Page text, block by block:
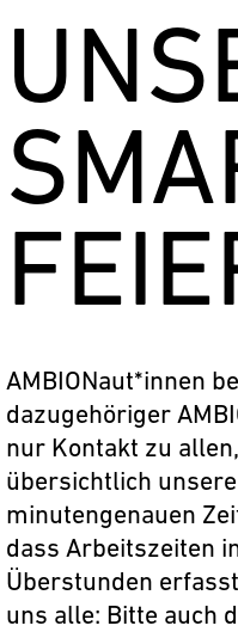
AMBIONaut*innen
dazugehöriger
nur Kontakt zu
übersichtlich
minutengenauen
dass Arbeitszeiten
Überstunden
uns alle: Bitte auch